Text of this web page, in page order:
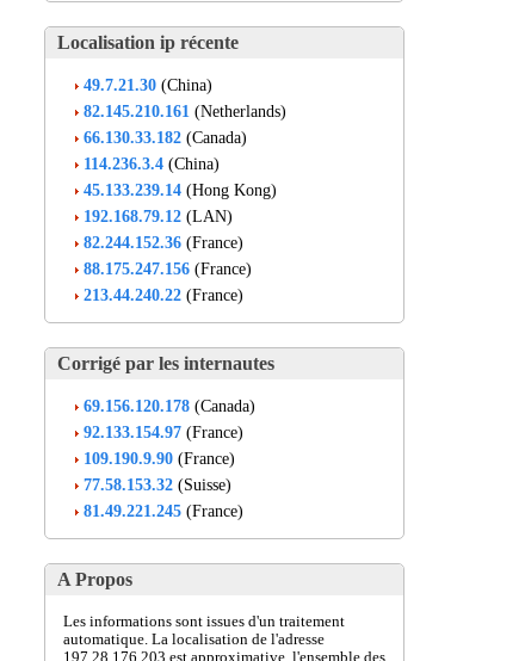
Localisation ip récente
49.7.21.30 (China)
82.145.210.161 (Netherlands)
66.130.33.182 (Canada)
114.236.3.4 (China)
45.133.239.14 (Hong Kong)
192.168.79.12 (LAN)
82.244.152.36 (France)
88.175.247.156 (France)
213.44.240.22 (France)
Corrigé par les internautes
69.156.120.178 (Canada)
92.133.154.97 (France)
109.190.9.90 (France)
77.58.153.32 (Suisse)
81.49.221.245 (France)
A Propos
Les informations sont issues d'un traitement
automatique. La localisation de l'adresse
197.28.176.203 est approximative, l'ensemble des